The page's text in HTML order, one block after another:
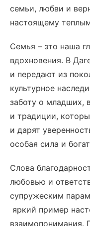
семьи, любви и
настоящему
Семья – это наша
вдохновения. В
и передают из
культурное
заботу о младших,
и традиции,
и дарят
особая сила и
Слова
любовью и
супружеским
яркий пример
взаимопонимания.